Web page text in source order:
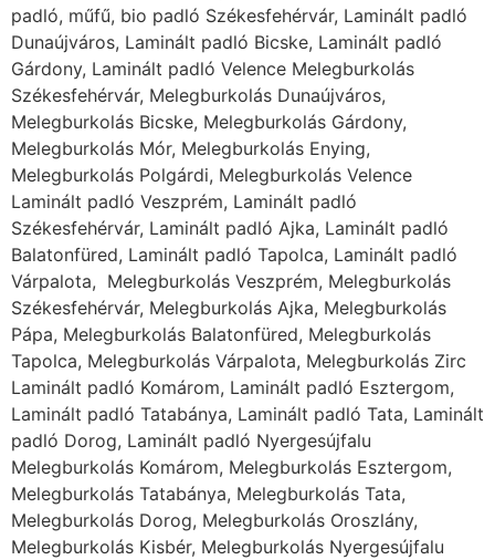
padló, műfű, bio padló Székesfehérvár, Laminált padló
Dunaújváros, Laminált padló Bicske, Laminált padló
Gárdony, Laminált padló Velence Melegburkolás
Székesfehérvár, Melegburkolás Dunaújváros,
Melegburkolás Bicske, Melegburkolás Gárdony,
Melegburkolás Mór, Melegburkolás Enying,
Melegburkolás Polgárdi, Melegburkolás Velence
Laminált padló Veszprém, Laminált padló
Székesfehérvár, Laminált padló Ajka, Laminált padló
Balatonfüred, Laminált padló Tapolca, Laminált padló
Várpalota, Melegburkolás Veszprém, Melegburkolás
Székesfehérvár, Melegburkolás Ajka, Melegburkolás
Pápa, Melegburkolás Balatonfüred, Melegburkolás
Tapolca, Melegburkolás Várpalota, Melegburkolás Zirc
Laminált padló Komárom, Laminált padló Esztergom,
Laminált padló Tatabánya, Laminált padló Tata, Laminált
padló Dorog, Laminált padló Nyergesújfalu
Melegburkolás Komárom, Melegburkolás Esztergom,
Melegburkolás Tatabánya, Melegburkolás Tata,
Melegburkolás Dorog, Melegburkolás Oroszlány,
Melegburkolás Kisbér, Melegburkolás Nyergesújfalu